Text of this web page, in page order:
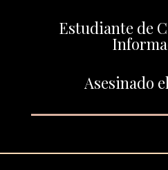
Estudiante de
Asesinado